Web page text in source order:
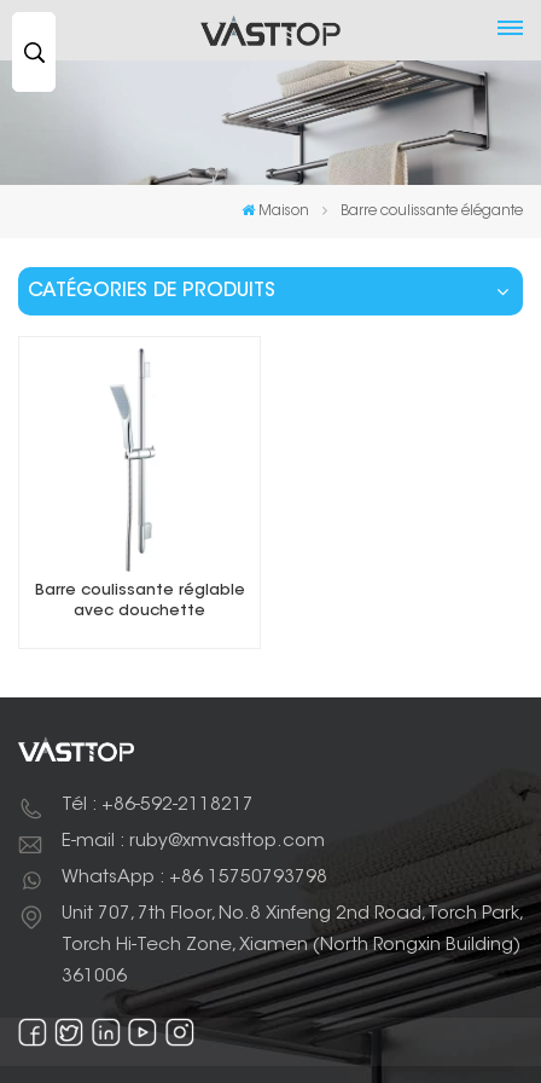
Maison Barre coulissante élégante
CATÉGORIES DE PRODUITS
Barre coulissante réglable
avec douchette
Tél : +86-592-2118217
E-mail : ruby@xmvasttop.com
WhatsApp : +86 15750793798
Unit 707, 7th Floor, No.8 Xinfeng 2nd Road, Torch Park,
Torch Hi-Tech Zone, Xiamen (North Rongxin Building)
361006